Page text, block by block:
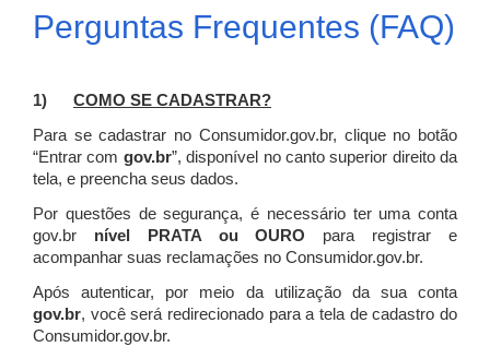
Perguntas Frequentes (FAQ)
1) COMO SE CADASTRAR?
Para se cadastrar no Consumidor.gov.br, clique no botão
“Entrar com gov.br”, disponível no canto superior direito da
tela, e preencha seus dados.
Por questões de segurança, é necessário ter uma conta
gov.br nível PRATA ou OURO para registrar e
acompanhar suas reclamações no Consumidor.gov.br.
Após autenticar, por meio da utilização da sua conta
gov.br, você será redirecionado para a tela de cadastro do
Consumidor.gov.br.